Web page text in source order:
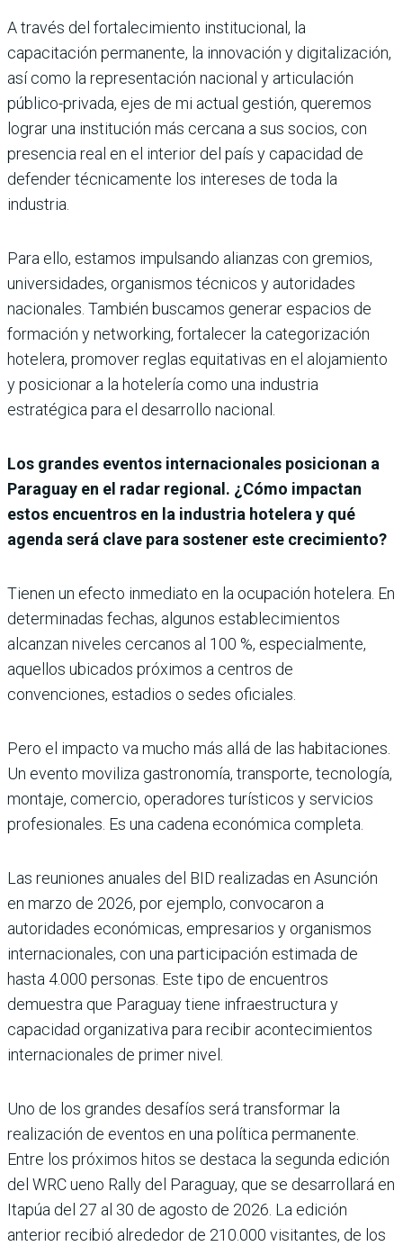
A través del fortalecimiento institucional, la
capacitación permanente, la innovación y digitalización,
así como la representación nacional y articulación
público-privada, ejes de mi actual gestión, queremos
lograr una institución más cercana a sus socios, con
presencia real en el interior del país y capacidad de
defender técnicamente los intereses de toda la
industria.
Para ello, estamos impulsando alianzas con gremios,
universidades, organismos técnicos y autoridades
nacionales. También buscamos generar espacios de
formación y networking, fortalecer la categorización
hotelera, promover reglas equitativas en el alojamiento
y posicionar a la hotelería como una industria
estratégica para el desarrollo nacional.
Los grandes eventos internacionales posicionan a
Paraguay en el radar regional. ¿Cómo impactan
estos encuentros en la industria hotelera y qué
agenda será clave para sostener este crecimiento?
Tienen un efecto inmediato en la ocupación hotelera. En
determinadas fechas, algunos establecimientos
alcanzan niveles cercanos al 100 %, especialmente,
aquellos ubicados próximos a centros de
convenciones, estadios o sedes oficiales.
Pero el impacto va mucho más allá de las habitaciones.
Un evento moviliza gastronomía, transporte, tecnología,
montaje, comercio, operadores turísticos y servicios
profesionales. Es una cadena económica completa.
Las reuniones anuales del BID realizadas en Asunción
en marzo de 2026, por ejemplo, convocaron a
autoridades económicas, empresarios y organismos
internacionales, con una participación estimada de
hasta 4.000 personas. Este tipo de encuentros
demuestra que Paraguay tiene infraestructura y
capacidad organizativa para recibir acontecimientos
internacionales de primer nivel.
Uno de los grandes desafíos será transformar la
realización de eventos en una política permanente.
Entre los próximos hitos se destaca la segunda edición
del WRC ueno Rally del Paraguay, que se desarrollará en
Itapúa del 27 al 30 de agosto de 2026. La edición
anterior recibió alrededor de 210.000 visitantes, de los